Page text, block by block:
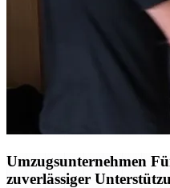
Umzugsunternehmen
zuverlässiger